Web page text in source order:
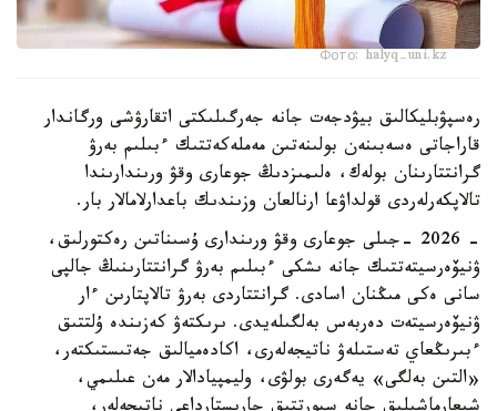
Фото: halyq-uni.kz
رەسپۋبليكالىق بيۋدجەت جانە جەرگىلىكتى اتقارۋشى ورگاندار
قاراجاتى ەسەبىنەن بولىنەتىن مەملەكەتتىك ءبىلىم بەرۋ
گرانتتارىنان بولەك، ەلىمىزدىڭ جوعارى وقۋ ورىندارىندا
تالاپكەرلەردى قولداۋعا ارنالعان وزىندىك باعدارلامالار بار.
- 2026 -جىلى جوعارى وقۋ ورىندارى ۇسىناتىن رەكتورلىق،
ۋنيۆەرسيتەتتىك جانە ىشكى ءبىلىم بەرۋ گرانتتارىنىڭ جالپى
سانى ەكى مىڭنان اسادى. گرانتتاردى بەرۋ تالاپتارىن ءار
ۋنيۆەرسيتەت دەربەس بەلگىلەيدى. ىرىكتەۋ كەزىندە ۇلتتىق
ءبىرىڭعاي تەستىلەۋ ناتيجەلەرى، اكادەميالىق جەتىستىكتەر،
«التىن بەلگى» يەگەرى بولۋى، وليمپيادالار مەن عىلىمي،